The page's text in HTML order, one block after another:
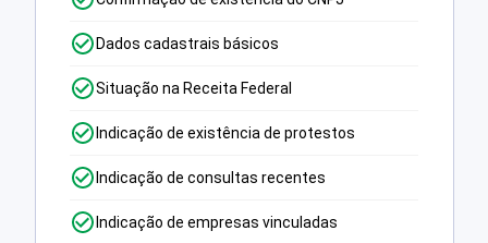
Dados cadastrais básicos
Situação na Receita Federal
Indicação de existência de protestos
Indicação de consultas recentes
Indicação de empresas vinculadas